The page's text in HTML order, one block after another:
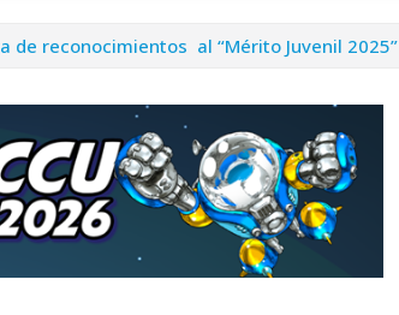
de reconocimientos al “Mérito Juvenil 2025”